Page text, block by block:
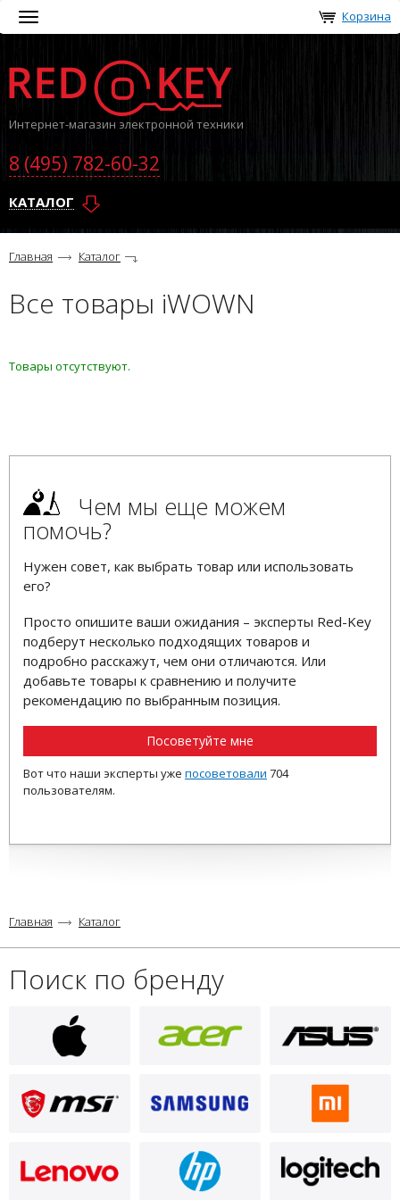
Toggle
navigation
Корзина
Интернет-магазин электронной техники
8 (495) 782-60-32
КАТАЛОГ
Главная Каталог
Все товары iWOWN
Товары отсутствуют.
Чем мы еще можем
помочь?
Нужен совет, как выбрать товар или использовать
его?
Просто опишите ваши ожидания – эксперты Red-Key
подберут несколько подходящих товаров и
подробно расскажут, чем они отличаются. Или
добавьте товары к сравнению и получите
рекомендацию по выбранным позиция.
Посоветуйте мне
Вот что наши эксперты уже посоветовали 704
пользователям.
Главная Каталог
Поиск по бренду